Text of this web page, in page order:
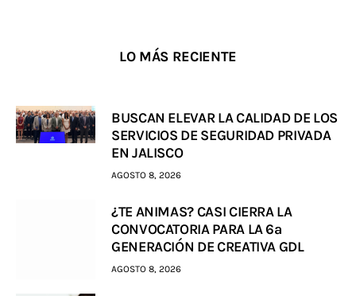
LO MÁS RECIENTE
BUSCAN ELEVAR LA CALIDAD DE LOS
SERVICIOS DE SEGURIDAD PRIVADA
EN JALISCO
AGOSTO 8, 2026
¿TE ANIMAS? CASI CIERRA LA
CONVOCATORIA PARA LA 6a
GENERACIÓN DE CREATIVA GDL
AGOSTO 8, 2026